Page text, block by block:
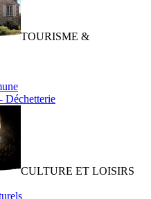
TOURISME &
Déchetterie
CULTURE ET LOISIRS